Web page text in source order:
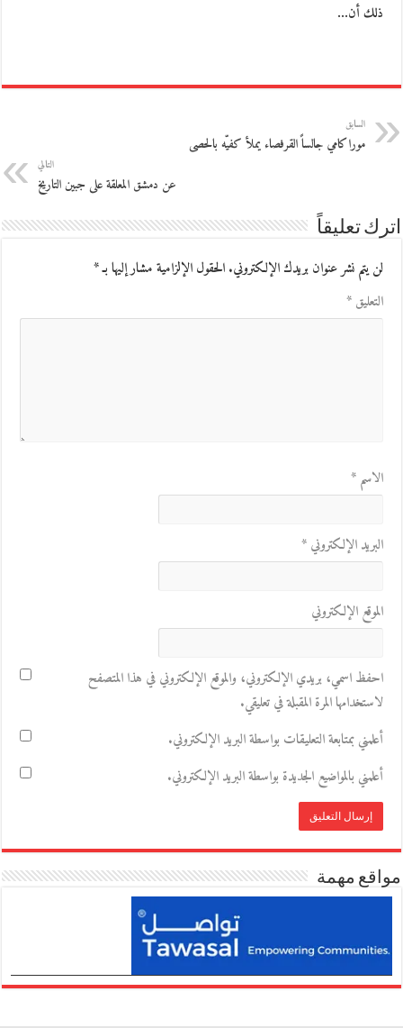
ذلك أن…
السابق
موراكامي جالساً القرفصاء يملأ كفيّه بالحصى
التالي
عن دمشق المعلقة على جبين التاريخ
اترك تعليقاً
لن يتم نشر عنوان بريدك الإلكتروني.الحقول الإلزامية مشار إليها بـ*
التعليق*
الاسم*
البريد الإلكتروني*
الموقع الإلكتروني
احفظ اسمي، بريدي الإلكتروني، والموقع الإلكتروني في هذا المتصفح
لاستخدامها المرة المقبلة في تعليقي.
أعلمني بمتابعة التعليقات بواسطة البريد الإلكتروني.
أعلمني بالمواضيع الجديدة بواسطة البريد الإلكتروني.
مواقع مهمة